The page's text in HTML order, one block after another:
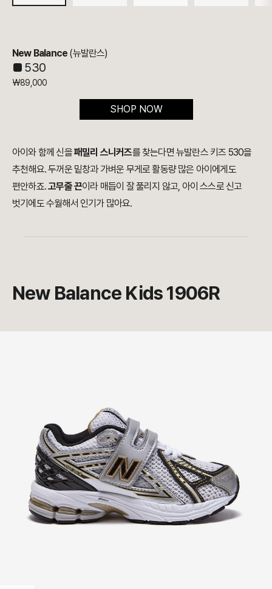
New Balance (뉴발란스)
■ 530
₩89,000
SHOP NOW
아이와 함께 신을패밀리 스니커즈를 찾는다면 뉴발란스 키즈 530을
추천해요. 두꺼운 밑창과 가벼운 무게로 활동량 많은 아이에게도
편안하죠.고무줄 끈이라 매듭이 잘 풀리지 않고, 아이 스스로 신고
벗기에도 수월해서 인기가 많아요.
New Balance Kids 1906R